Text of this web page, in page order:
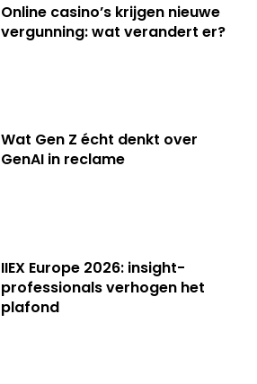
Online casino’s krijgen nieuwe
vergunning: wat verandert er?
Wat Gen Z écht denkt over
GenAI in reclame
IIEX Europe 2026: insight-
professionals verhogen het
plafond